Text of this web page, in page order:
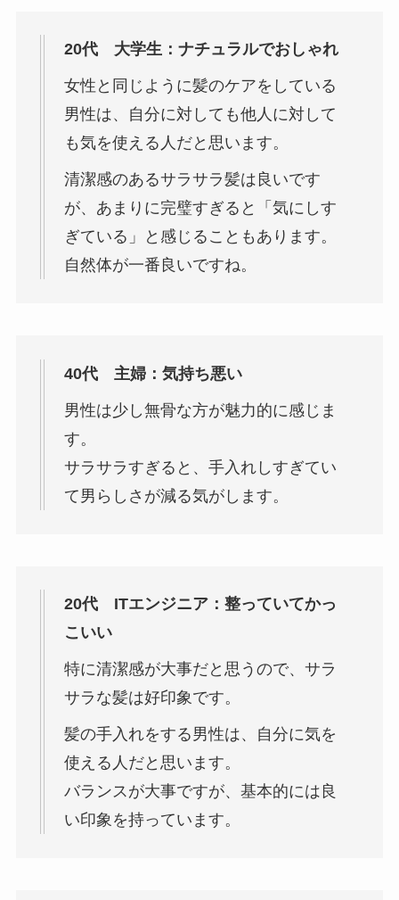
20代 大学生：ナチュラルでおしゃれ
女性と同じように髪のケアをしている
男性は、自分に対しても他人に対して
も気を使える人だと思います。
清潔感のあるサラサラ髪は良いです
が、あまりに完璧すぎると「気にしす
ぎている」と感じることもあります。
自然体が一番良いですね。
40代 主婦：気持ち悪い
男性は少し無骨な方が魅力的に感じま
す。
サラサラすぎると、手入れしすぎてい
て男らしさが減る気がします。
20代 ITエンジニア：整っていてかっ
こいい
特に清潔感が大事だと思うので、サラ
サラな髪は好印象です。
髪の手入れをする男性は、自分に気を
使える人だと思います。
バランスが大事ですが、基本的には良
い印象を持っています。